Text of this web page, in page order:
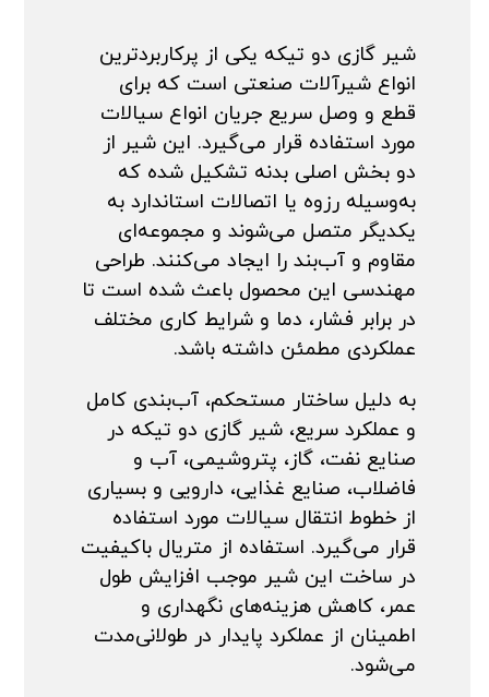
شیر گازی دو تیکه یکی از پرکاربردترین
انواع شیرآلات صنعتی است که برای
قطع و وصل سریع جریان انواع سیالات
مورد استفاده قرار می‌گیرد. این شیر از
دو بخش اصلی بدنه تشکیل شده که
به‌وسیله رزوه یا اتصالات استاندارد به
یکدیگر متصل می‌شوند و مجموعه‌ای
مقاوم و آب‌بند را ایجاد می‌کنند. طراحی
مهندسی این محصول باعث شده است تا
در برابر فشار، دما و شرایط کاری مختلف
عملکردی مطمئن داشته باشد.
به دلیل ساختار مستحکم، آب‌بندی کامل
و عملکرد سریع، شیر گازی دو تیکه در
صنایع نفت، گاز، پتروشیمی، آب و
فاضلاب، صنایع غذایی، دارویی و بسیاری
از خطوط انتقال سیالات مورد استفاده
قرار می‌گیرد. استفاده از متریال باکیفیت
در ساخت این شیر موجب افزایش طول
عمر، کاهش هزینه‌های نگهداری و
اطمینان از عملکرد پایدار در طولانی‌مدت
می‌شود.